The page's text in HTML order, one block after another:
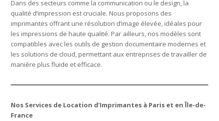
Dans des secteurs comme la communication ou le design, la
qualité d’impression est cruciale. Nous proposons des
imprimantes offrant une résolution d’image élevée, idéales pour
les impressions de haute qualité. Par ailleurs, nos modèles sont
compatibles avec les outils de gestion documentaire modernes et
les solutions de cloud, permettant aux entreprises de travailler de
manière plus fluide et efficace.
Nos Services de Location d’Imprimantes à Paris et en Île-de-
France